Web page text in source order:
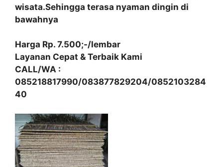
wisata.Sehingga terasa nyaman dingin di
bawahnya
Harga Rp. 7.500;-/lembar
Layanan Cepat & Terbaik Kami
CALL/WA :
085218817990/083877829204/0852103284
40